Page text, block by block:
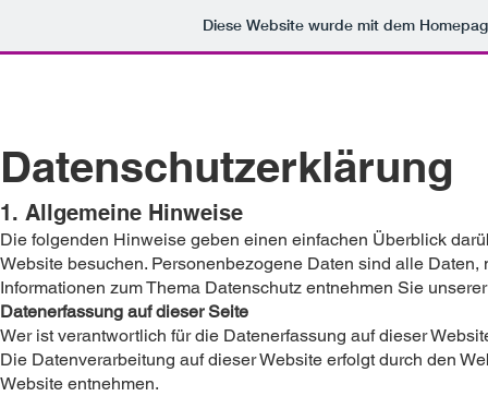
Diese Website wurde mit dem
Datenschutzerklärung
1. Allgemeine Hinweise
Die folgenden Hinweise geben einen einfachen Überblick
Website besuchen. Personenbezogene Daten sind alle
Informationen zum Thema Datenschutz entnehmen Sie
Datenerfassung auf dieser Seite
Wer ist verantwortlich für die Datenerfassung auf dieser
Die Datenverarbeitung auf dieser Website erfolgt durch den
Website entnehmen.